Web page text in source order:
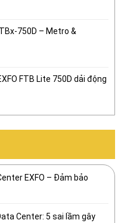
750D – Metro &
FTB Lite 750D dải động
EXFO – Đảm bảo
Center: 5 sai lầm gây